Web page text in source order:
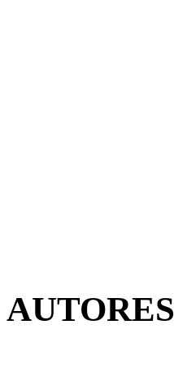
AUTORES